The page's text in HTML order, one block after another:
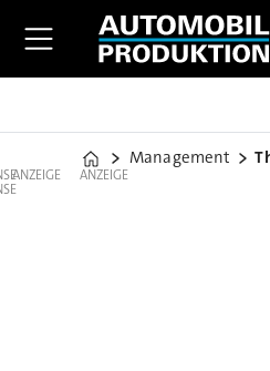
Home
Management
ANZEIGE ANZEIGE